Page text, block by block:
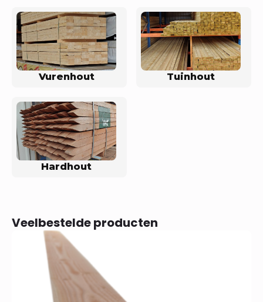
Vurenhout Tuinhout
Hardhout
Veelbestelde producten